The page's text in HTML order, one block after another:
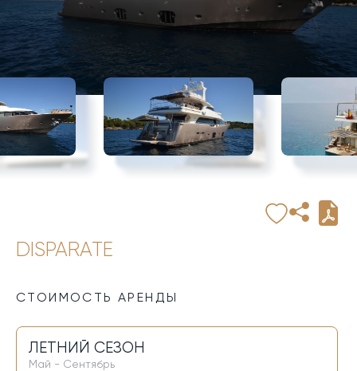
DISPARATE
СТОИМОСТЬ АРЕНДЫ
ЛЕТНИЙ СЕЗОН
Май - Сентябрь